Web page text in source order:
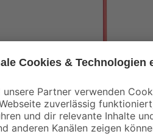
toom
Elektrikermeißel 25 x